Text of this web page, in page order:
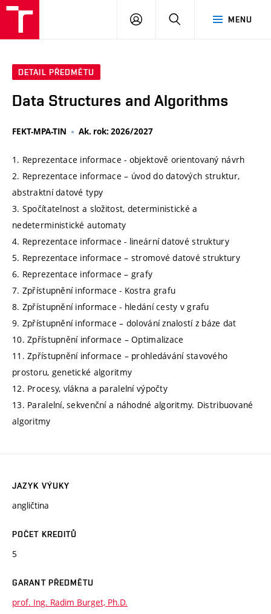
MENU
PŘIHLÁSIT
DETAIL PŘEDMĚTU
Data Structures and Algorithms
FEKT-MPA-TIN Ak. rok: 2026/2027
1. Reprezentace informace - objektově orientovaný návrh
2. Reprezentace informace – úvod do datových struktur,
abstraktní datové typy
3. Spočítatelnost a složitost, deterministické a
nedeterministické automaty
4. Reprezentace informace - lineární datové struktury
5. Reprezentace informace – stromové datové struktury
6. Reprezentace informace – grafy
7. Zpřístupnění informace - Kostra grafu
8. Zpřístupnění informace - hledání cesty v grafu
9. Zpřístupnění informace – dolování znalostí z báze dat
10. Zpřístupnění informace – Optimalizace
11. Zpřístupnění informace – prohledávání stavového
prostoru, genetické algoritmy
12. Procesy, vlákna a paralelní výpočty
13. Paralelní, sekvenční a náhodné algoritmy. Distribuované
algoritmy
JAZYK VÝUKY
angličtina
POČET KREDITŮ
5
GARANT PŘEDMĚTU
prof. Ing. Radim Burget, Ph.D.